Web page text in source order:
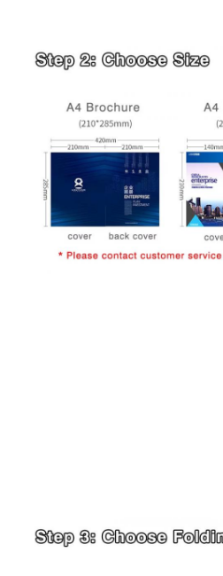
Prodotti
Visita alla fabbrica
Controllo di qualità
Contattaci
Notizie
scatola di carta pieghevole